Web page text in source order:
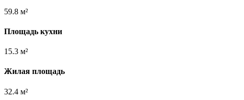
59.8 м²
Площадь кухни
15.3 м²
Жилая площадь
32.4 м²